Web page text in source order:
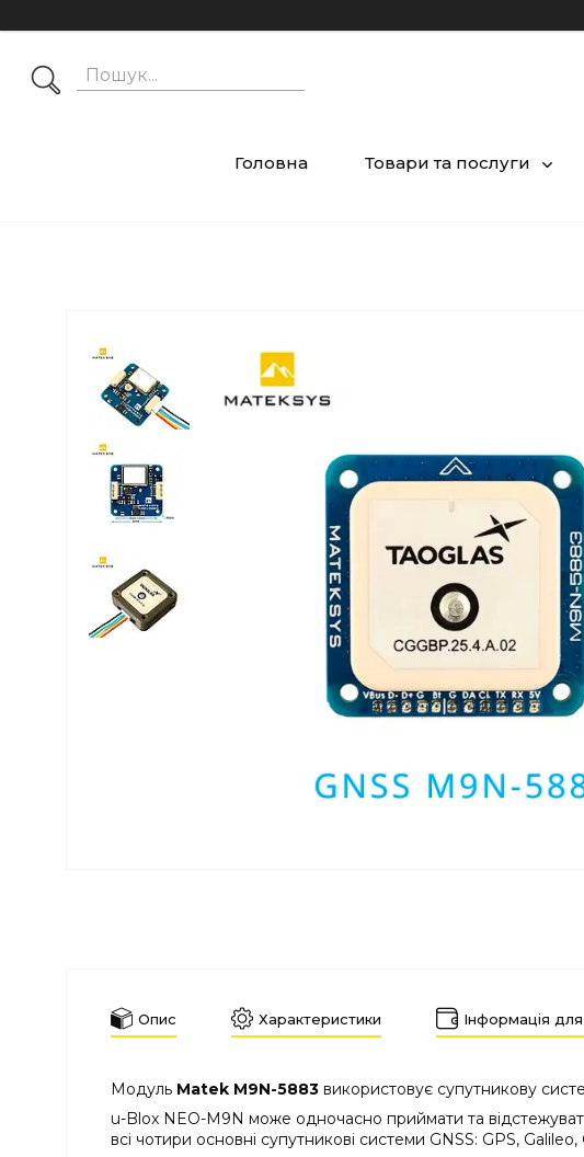
Головна Товари та послуги
Опис Характеристики Інформація
Модуль Matek M9N-5883 використовує супутникову
u-Blox NEO-M9N може одночасно приймати та
всі чотири основні супутникові системи GNSS: GPS,